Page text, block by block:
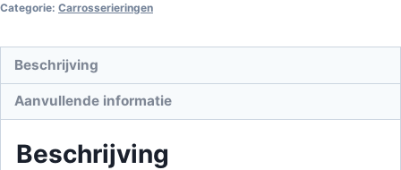
Categorie: Carrosserieringen
Beschrijving
Aanvullende informatie
Beschrijving